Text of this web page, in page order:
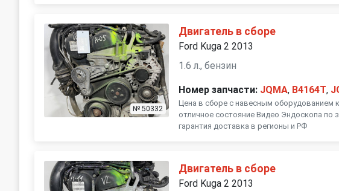
№ 50332
Двигатель в сборе
Ford Kuga 2 2013
1.6 л., бензин
Номер запчасти: JQMA, B4164T,
Цена в сборе с навесным оборудованием
отличное состояние Видео Эндоскопа по
гарантия доставка в регионы и РФ
Двигатель в сборе
Ford Kuga 2 2013